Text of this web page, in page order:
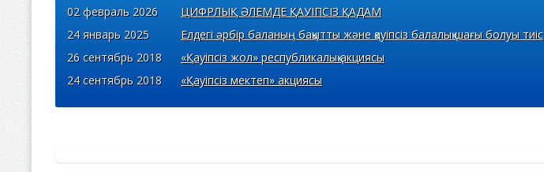
02 февраль 2026
ЦИФРЛЫҚ ӘЛЕМДЕ ҚАУІПСІЗ ҚАДАМ
24 январь 2025
Елдегі әрбір баланың бақытты және қауіпсіз балалық шағы болуы тиіс
26 сентябрь 2018
«Қауіпсіз жол» республикалық акциясы
24 сентябрь 2018
«Қауіпсіз мектеп» акциясы